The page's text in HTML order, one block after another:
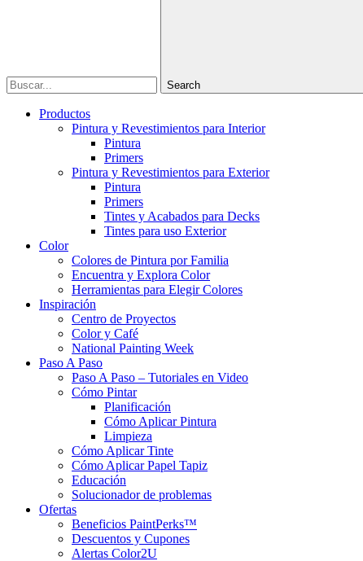
Search
Productos
Pintura y Revestimientos para Interior
Pintura
Primers
Pintura y Revestimientos para Exterior
Pintura
Primers
Tintes y Acabados para Decks
Tintes para uso Exterior
Color
Colores de Pintura por Familia
Encuentra y Explora Color
Herramientas para Elegir Colores
Inspiración
Centro de Proyectos
Color y Café
National Painting Week
Paso A Paso
Paso A Paso – Tutoriales en Video
Cómo Pintar
Planificación
Cómo Aplicar Pintura
Limpieza
Cómo Aplicar Tinte
Cómo Aplicar Papel Tapiz
Educación
Solucionador de problemas
Ofertas
Beneficios PaintPerks™
Descuentos y Cupones
Alertas Color2U